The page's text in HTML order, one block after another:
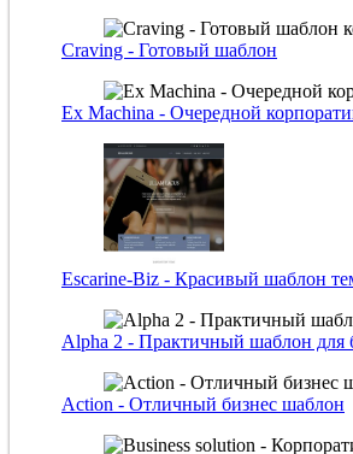
Craving - Готовый шаблон
Ex Machina - Очередной
Escarine-Biz - Красивый шаблон
Alpha 2 - Практичный шаблон для
Action - Отличный бизнес шаблон